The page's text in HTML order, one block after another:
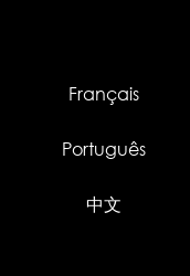
Français
Português
中文